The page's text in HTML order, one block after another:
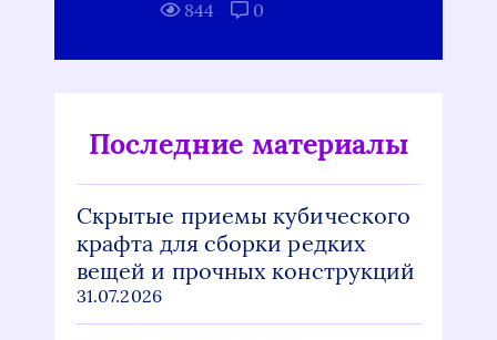
844 0
Последние материалы
Скрытые приемы кубического
крафта для сборки редких
вещей и прочных конструкций
31.07.2026